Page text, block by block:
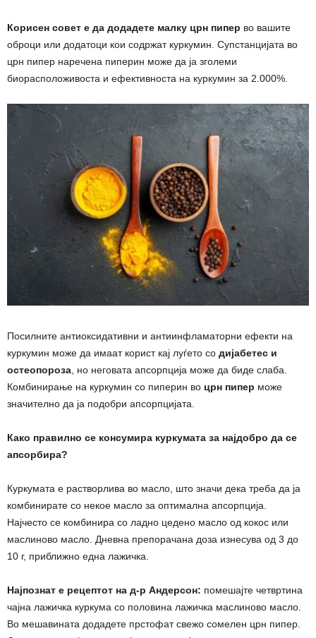
Корисен совет е да додадете малку црн пипер во вашите
оброци или додатоци кои содржат куркумин. Супстанцијата во
црн пипер наречена пиперин може да ја зголеми
биорасположивоста и ефективноста на куркумин за 2.000%.
Посилните антиоксидативни и антиинфламаторни ефекти на
куркумин може да имаат корист кај луѓето со дијабетес и
остеопороза , но неговата апсорпција може да биде слаба.
Комбинирање на куркумин со пиперин во црн пипер може
значително да ја подобри апсорпцијата.
Како правилно се консумира куркумата за најдобро да се
апсорбира?
Куркумата е растворлива во масло, што значи дека треба да ја
комбинирате со некое масло за оптимална апсорпција.
Најчесто се комбинира со ладно цедено масло од кокос или
маслиново масло. Дневна препорачана доза изнесува од 3 до
10 г, приближно една лажичка.
Најпознат е рецептот на д-р Андерсон: помешајте четвртина
чајна лажичка куркума со половина лажичка маслиново масло.
Во мешавината додадете прстофат свежо сомелен црн пипер.